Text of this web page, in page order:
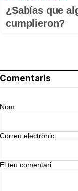
¿Sabías que
cumplieron?
Comentaris
Nom
Correu electrònic
El teu comentari